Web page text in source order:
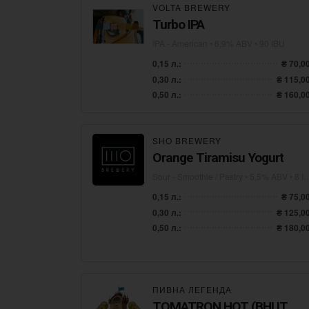
VOLTA BREWERY
Turbo IPA
0,15 л.:
₴ 70,00
0,30 л.:
₴ 115,00
0,50 л.:
₴ 160,00
SHO BREWERY
Orange Tiramisu Yogurt
0,15 л.:
₴ 75,00
0,30 л.:
₴ 125,00
0,50 л.:
₴ 180,00
ПИВНА ЛЕГЕНДА